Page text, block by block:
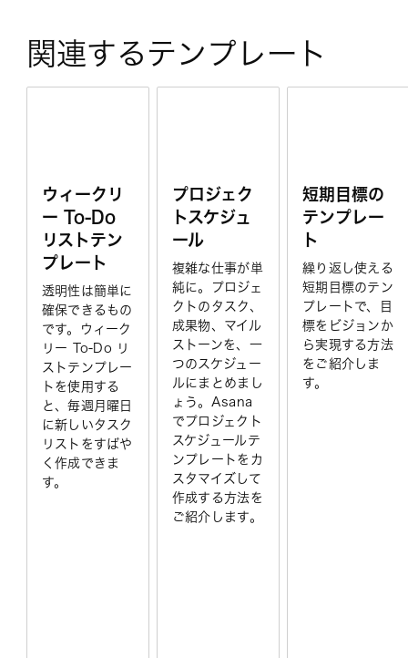
関連するテンプレート
ウィークリ
ー To-Do
リストテン
プレート
透明性は簡単に
確保できるもの
です。ウィーク
リー To-Do リ
ストテンプレー
トを使用する
と、毎週月曜日
に新しいタスク
リストをすばや
く作成できま
す。
プロジェク
トスケジュ
ール
複雑な仕事が単
純に。プロジェ
クトのタスク、
成果物、マイル
ストーンを、一
つのスケジュー
ルにまとめまし
ょう。Asana
でプロジェクト
スケジュールテ
ンプレートをカ
スタマイズして
作成する方法を
ご紹介します。
短期目標の
テンプレー
ト
繰り返し使える
短期目標のテン
プレートで、目
標をビジョンか
ら実現する方法
をご紹介しま
す。